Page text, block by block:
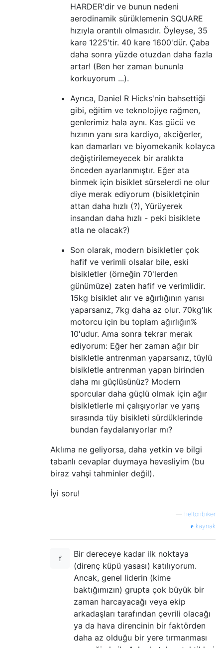
HARDER'dir ve bunun nedeni
aerodinamik sürüklemenin SQUARE
hızıyla orantılı olmasıdır. Öyleyse, 35
kare 1225'tir. 40 kare 1600'dür. Çaba
daha sonra yüzde otuzdan daha fazla
artar! (Ben her zaman bununla
korkuyorum ...).
Ayrıca, Daniel R Hicks'nin bahsettiği
gibi, eğitim ve teknolojiye rağmen,
genlerimiz hala aynı. Kas gücü ve
hızının yanı sıra kardiyo, akciğerler,
kan damarları ve biyomekanik kolayca
değiştirilemeyecek bir aralıkta
önceden ayarlanmıştır. Eğer ata
binmek için bisiklet sürselerdi ne olur
diye merak ediyorum (bisikletçinin
attan daha hızlı (?), Yürüyerek
insandan daha hızlı - peki bisiklete
atla ne olacak?)
Son olarak, modern bisikletler çok
hafif ve verimli olsalar bile, eski
bisikletler (örneğin 70'lerden
günümüze) zaten hafif ve verimlidir.
15kg bisiklet alır ve ağırlığının yarısı
yaparsanız, 7kg daha az olur. 70kg'lık
motorcu için bu toplam ağırlığın%
10'udur. Ama sonra tekrar merak
ediyorum: Eğer her zaman ağır bir
bisikletle antrenman yaparsanız, tüylü
bisikletle antrenman yapan birinden
daha mı güçlüsünüz? Modern
sporcular daha güçlü olmak için ağır
bisikletlerle mi çalışıyorlar ve yarış
sırasında tüy bisikleti sürdüklerinde
bundan faydalanıyorlar mı?
Aklıma ne geliyorsa, daha yetkin ve bilgi
tabanlı cevaplar duymaya hevesliyim (bu
biraz vahşi tahminler değil).
İyi soru!
heltonbiker
kaynak
Bir dereceye kadar ilk noktaya
(direnç küpü yasası) katılıyorum.
Ancak, genel liderin (kime
baktığımızın) grupta çok büyük bir
zaman harcayacağı veya ekip
arkadaşları tarafından çevrili olacağı
ya da hava direncinin bir faktörden
daha az olduğu bir yere tırmanması